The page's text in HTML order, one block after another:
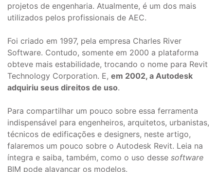
projetos de engenharia. Atualmente, é um dos mais
utilizados pelos profissionais de AEC.
Foi criado em 1997, pela empresa Charles River
Software. Contudo, somente em 2000 a plataforma
obteve mais estabilidade, trocando o nome para Revit
Technology Corporation. E, em 2002, a Autodesk
adquiriu seus direitos de uso.
Para compartilhar um pouco sobre essa ferramenta
indispensável para engenheiros, arquitetos, urbanistas,
técnicos de edificações e designers, neste artigo,
falaremos um pouco sobre o Autodesk Revit. Leia na
íntegra e saiba, também, como o uso desse software
BIM pode alavancar os modelos.